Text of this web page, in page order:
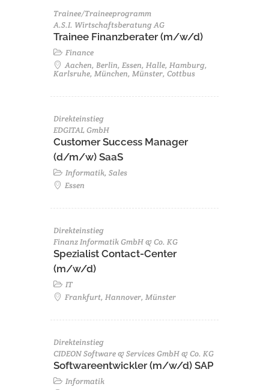
Trainee/Traineeprogramm
A.S.I. Wirtschaftsberatung AG
Trainee Finanzberater (m/w/d)
Finance
Aachen, Berlin, Essen, Halle, Hamburg,
Karlsruhe, München, Münster, Cottbus
Direkteinstieg
EDGITAL GmbH
Customer Success Manager
(d/m/w) SaaS
Informatik, Sales
Essen
Direkteinstieg
Finanz Informatik GmbH & Co. KG
Spezialist Contact-Center
(m/w/d)
IT
Frankfurt, Hannover, Münster
Direkteinstieg
CIDEON Software & Services GmbH & Co. KG
Softwareentwickler (m/w/d) SAP
Informatik